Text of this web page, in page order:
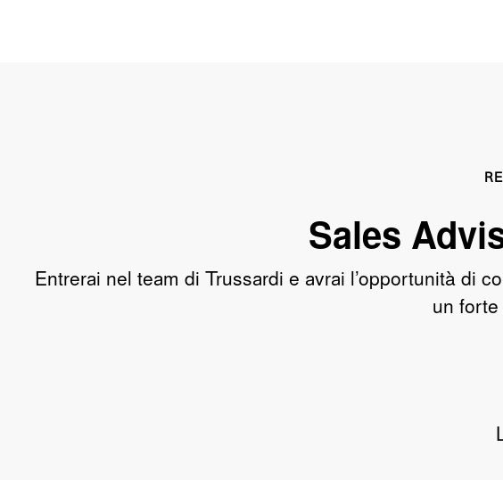
Sales
Entrerai nel team di Trussardi e avrai l’opportunità di
un forte